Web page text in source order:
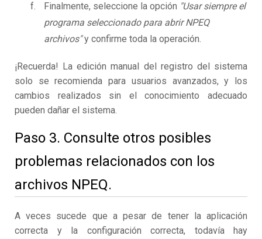
Finalmente, seleccione la opción "Usar siempre el
programa seleccionado para abrir NPEQ
archivos"y confirme toda la operación.
¡Recuerda! La edición manual del registro del sistema
solo se recomienda para usuarios avanzados, y los
cambios realizados sin el conocimiento adecuado
pueden dañar el sistema.
Paso 3. Consulte otros posibles
problemas relacionados con los
archivos NPEQ.
A veces sucede que a pesar de tener la aplicación
correcta y la configuración correcta, todavía hay